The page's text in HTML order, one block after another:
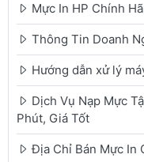
Mực In HP Chính
Thông Tin Doanh
Hướng dẫn xử lý
Dịch Vụ Nạp Mực
Phút, Giá Tốt
Địa Chỉ Bán Mực In